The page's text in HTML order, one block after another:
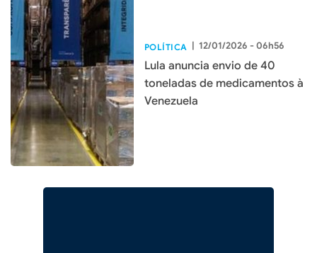
POLÍTICA | 12/01/2026 - 06h56
Lula anuncia envio de 40
toneladas de medicamentos à
Venezuela